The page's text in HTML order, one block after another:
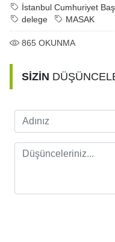
İstanbul Cumhuriyet
delege
MASAK
865 OKUNMA
SİZİN